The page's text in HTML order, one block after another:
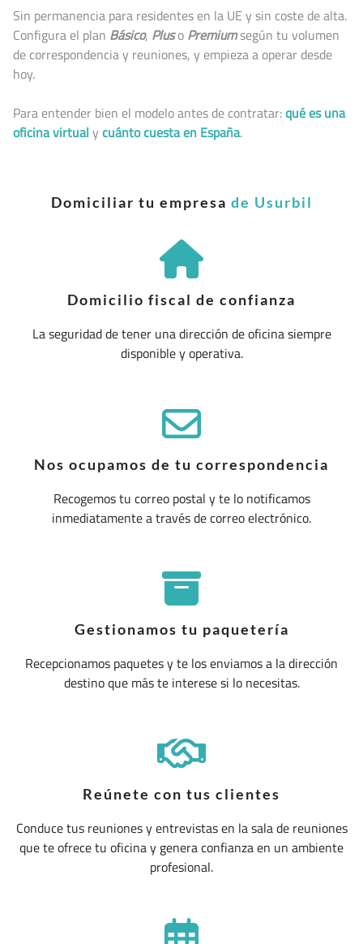
Sin permanencia para residentes en la UE y sin coste de alta.
Configura el plan Básico, Pluso Premiumsegún tu volumen
de correspondencia y reuniones, y empieza a operar desde
hoy.
Para entender bien el modelo antes de contratar:qué es una
oficina virtual ycuánto cuesta en España.
Domiciliar tu empresa de Usurbil
Domicilio fiscal de confianza
La seguridad de tener una dirección de oficina siempre
disponible y operativa.
Nos ocupamos de tu correspondencia
Recogemos tu correo postal y te lo notificamos
inmediatamente a través de correo electrónico.
Gestionamos tu paquetería
Recepcionamos paquetes y te los enviamos a la dirección
destino que más te interese si lo necesitas.
Reúnete con tus clientes
Conduce tus reuniones y entrevistas en la sala de reuniones
que te ofrece tu oficina y genera confianza en un ambiente
profesional.